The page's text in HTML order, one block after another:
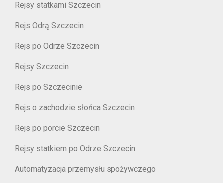
Rejsy statkami Szczecin
Rejs Odrą Szczecin
Rejs po Odrze Szczecin
Rejsy Szczecin
Rejs po Szczecinie
Rejs o zachodzie słońca Szczecin
Rejs po porcie Szczecin
Rejsy statkiem po Odrze Szczecin
Automatyzacja przemysłu spożywczego